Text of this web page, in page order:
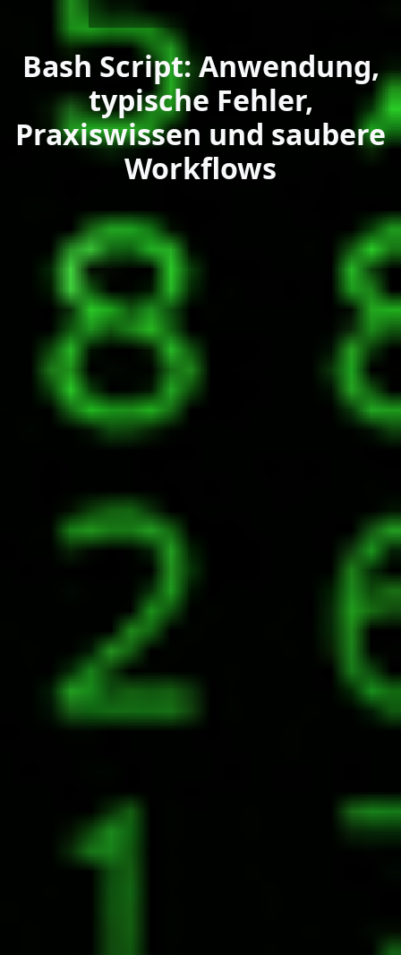
Bash Script: Anwendung,
typische Fehler,
Praxiswissen und saubere
Workflows